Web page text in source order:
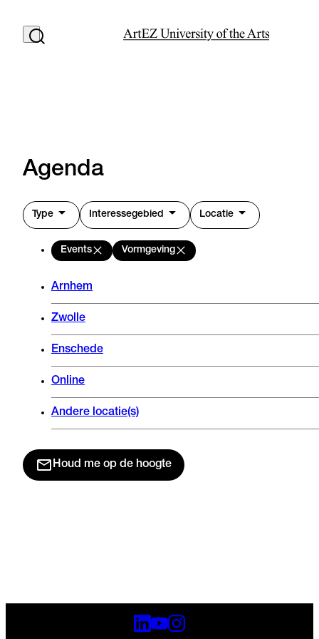
Agenda
Type Interessegebied Locatie
Events Vormgeving
Arnhem
Zwolle
Enschede
Online
Andere locatie(s)
Houd me op de hoogte